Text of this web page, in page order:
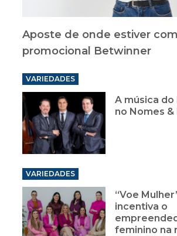
Aposte de onde estiver
promocional Betwinner
VARIEDADES
A música do
no Nomes &
VARIEDADES
“Voe
incentiva o
feminino na